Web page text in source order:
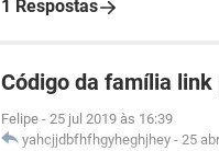
1 Respostas
Código da família
Felipe - 25 jul 2019 às 16:39
yahcjjdbfhfhgyheghjhey - 25